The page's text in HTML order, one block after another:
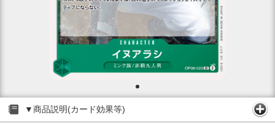
▼商品説明(カード効果等)